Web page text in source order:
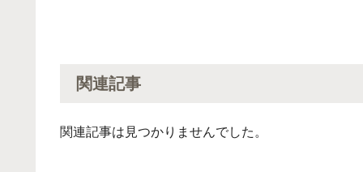
関連記事
関連記事は見つかりませんでした。